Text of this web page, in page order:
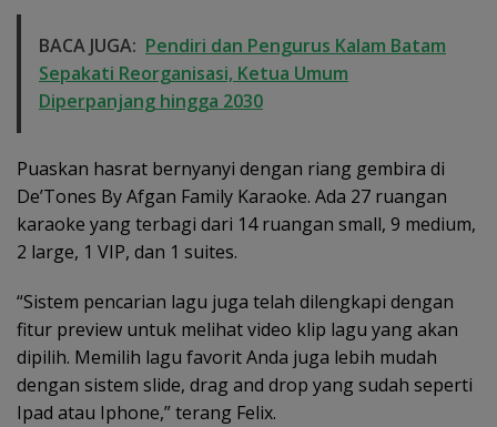
BACA JUGA: Pendiri dan Pengurus Kalam Batam
Sepakati Reorganisasi, Ketua Umum
Diperpanjang hingga 2030
Puaskan hasrat bernyanyi dengan riang gembira di
De’Tones By Afgan Family Karaoke. Ada 27 ruangan
karaoke yang terbagi dari 14 ruangan small, 9 medium,
2 large, 1 VIP, dan 1 suites.
“Sistem pencarian lagu juga telah dilengkapi dengan
fitur preview untuk melihat video klip lagu yang akan
dipilih. Memilih lagu favorit Anda juga lebih mudah
dengan sistem slide, drag and drop yang sudah seperti
Ipad atau Iphone,” terang Felix.